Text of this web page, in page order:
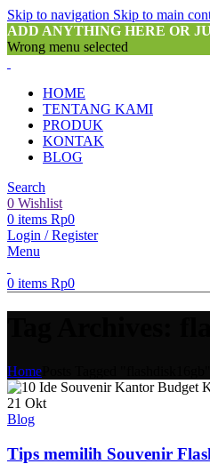
Skip to navigation Skip to main
ADD ANYTHING HERE OR
Wrong menu selected
HOME
TENTANG KAMI
PRODUK
KONTAK
BLOG
Search
0 Wishlist
0 items Rp0
Login / Register
Menu
0 items Rp0
Home
21 Okt
Blog
Tips memilih Souvenir